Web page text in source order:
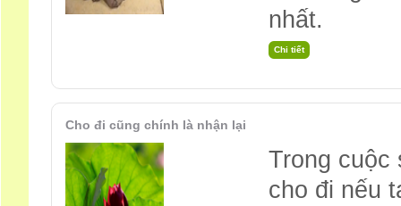
nhất.
Cho đi cũng chính là nhận lại
Trong cuộc
cho đi nếu